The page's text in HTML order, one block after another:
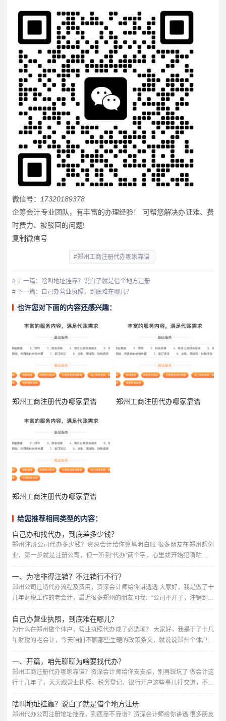
微信号：
17320189378
企筹会计专业团队，有丰富的办理经验！ 可帮您解决办证难、费
时费力、被驳回的问题!
复制微信号
#郑州工商注册代办哪家靠谱
# 上一篇：啥叫地址挂靠？说白了就是借个地方注册
# 下一篇：自己办营业执照，到底难在哪儿？
也许您对下面的内容还感兴趣：
郑州工商注册代办哪家靠谱 郑州工商注册代办哪家靠谱
郑州工商注册代办哪家靠谱
给您推荐相同类型的内容：
自己办和找代办，到底差多少钱？
郑州注册公司代办多少钱？资深会计给你算笔明白账 很多朋友在郑州想创
业，第一步就是注册公司，但一听到“代办”两个字，心里就开始犯嘀咕：这
代办费到底要多少？会不会被坑？我自己跑一趟行不行？作为在财税行业摸
爬滚打多年的会计师，我今天就跟你把这事聊透了，保证不说绕弯子的话,全
是干货。 先说说核心：郑州代办注册公司，价格一般在几百到几千块钱不等
你可能会问，为啥不是统一价？因为不同人的需求不一样，代办...
一、为啥非得注销？不注销行不行？
郑州公司注销代办流程及费用，资深会计师给你讲透透 大家好，我是做了十
几年财税工作的老会计，最近很多郑州的朋友问我：“公司不开了，注销到底
怎么搞？找代办要多少钱？靠谱不靠谱？”今天我就把郑州公司注销的那些
事，掰开了揉碎了讲清楚，咱们不整那些官腔，全是干货,你听完心里就有谱
了。 先给你泼盆冷水：公司不干了，千万别扔那儿不管，很多人觉得“反正
没业务，零申报就行”，但零申报超过三个月，税务局就会把你列...
自己办营业执照，到底难在哪儿？
为什么在郑州做个体户，营业执照代办成了必选项？ 大家好，我是干了十几
年财税的老会计，今天咱们不聊那些生硬的政策条文，就说说郑州个体户营
业执照代办这档子事，你可能会想，不就是办个证嘛，自己跑一趟行政大厅
不就行了？嘿，你要是这么想，八成得吃几次闭门羹，我这些年见过太多老
板，自己折腾半个月，结果材料不对、流程不懂，最后还得花钱找人办，今
天我就把这里头的门道,掰开了揉碎了跟你唠清楚。 先说说咱郑州的情...
一、开篇，咱先聊聊为啥要找代办？
郑州工商注册代办哪家靠谱？资深会计师给你支支招，别再踩坑了 做会计这
行十几年了，天天跟营业执照、税务登记、银行开户这些事儿打交道，不少
朋友一上来就问：“我自己去工商局跑一趟不行吗？为啥非得花个几百上千找
代办？” 说实话，自己跑也不是不行，但您得想清楚——工商注册看着简
单，里头门道可不少，名字查重、经营范围怎么填、注册资本写多少、地址
啥叫地址挂靠？说白了就是借个地方注册
郑州代办公司注册地址挂靠，到底靠不靠谱？资深会计师给你讲透 很多朋友